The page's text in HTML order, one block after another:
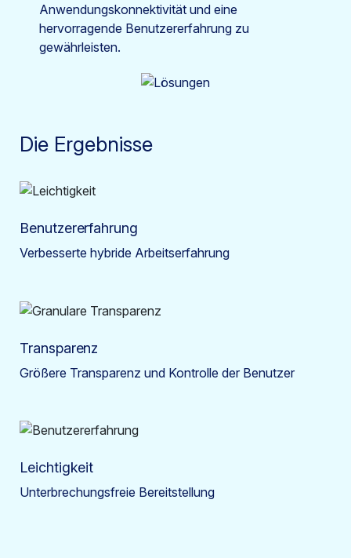
Anwendungskonnektivität und eine
hervorragende Benutzererfahrung zu
gewährleisten.
Die Ergebnisse
Benutzererfahrung
Verbesserte hybride Arbeitserfahrung
Transparenz
Größere Transparenz und Kontrolle der Benutzer
Leichtigkeit
Unterbrechungsfreie Bereitstellung